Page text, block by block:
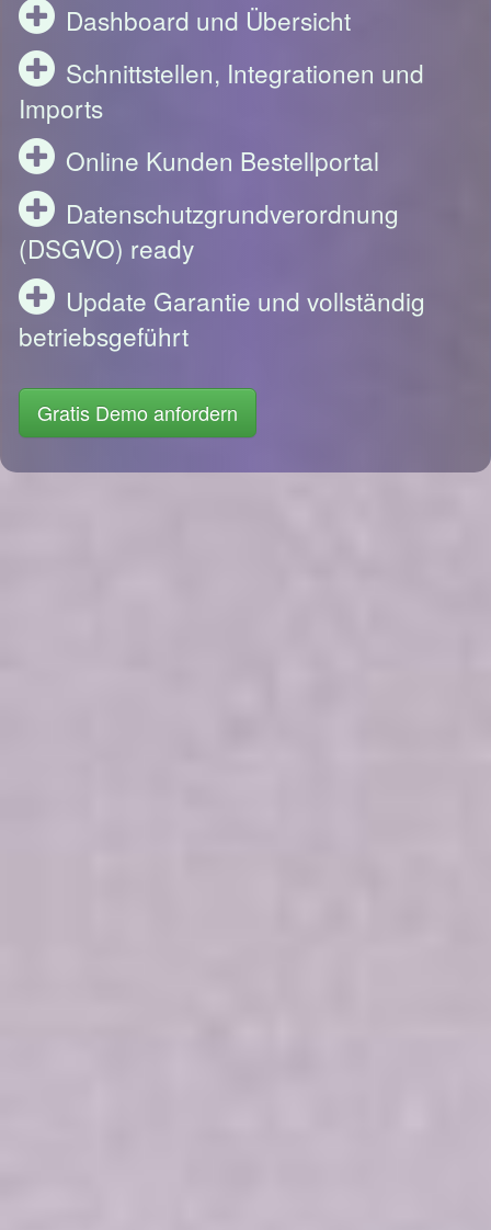
Dashboard und Übersicht
Schnittstellen, Integrationen und
Imports
Online Kunden Bestellportal
Datenschutzgrundverordnung
(DSGVO) ready
Update Garantie und vollständig
betriebsgeführt
Gratis Demo anfordern